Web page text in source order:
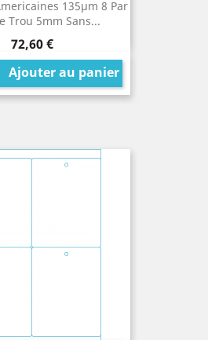
135µm 8 Par
Trou 5mm Sans...
Prix
72,60 €
Ajouter au panier